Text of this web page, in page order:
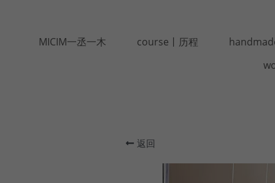
MICIM一丞一木 course丨历程
返回